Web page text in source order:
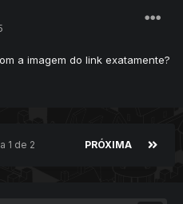
a imagem do link exatamente?
PRÓXIMA
1 de 2